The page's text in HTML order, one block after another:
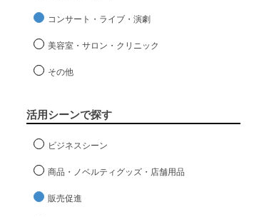
コンサート・ライブ・演劇
美容室・サロン・クリニック
その他
活用シーンで探す
ビジネスシーン
商品・ノベルティグッズ・店舗用品
販売促進